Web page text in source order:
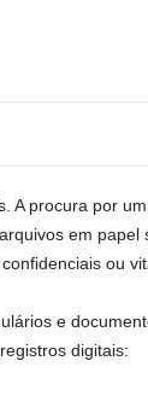
A procura por
em
ou
e
digitais: